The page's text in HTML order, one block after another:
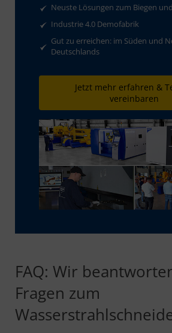
Neuste Lösungen zum Biegen
Industrie 4.0 Demofabrik
Gut zu erreichen: im Süden und
Deutschlands
Jetzt mehr erfahren &
vereinbaren
FAQ: Wir
Fragen zum